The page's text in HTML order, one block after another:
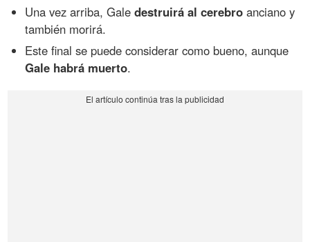
Una vez arriba, Galedestruirá al cerebro anciano y
también morirá.
Este final se puede considerar como bueno, aunque
Gale habrá muerto.